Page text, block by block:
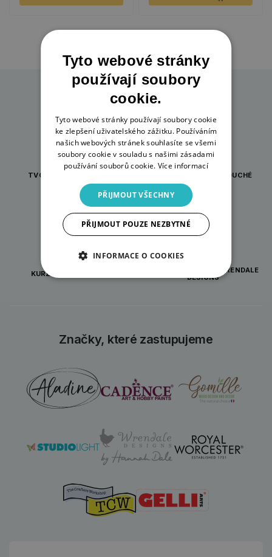
TVOŘENÍ PRO KAŽDOU
PŘÍLEŽITOST
INSPIRACE A JEDNODUCHÉ
KURZY PRO TVOŘIVÉ
ORIGINÁLNÍ DÁRKY WRENDALE
DESIGNS
Značky, které zastupujeme
Tyto webové stránky
používají soubory
cookie.
Tyto webové stránky používají soubory cookie
ke zlepšení uživatelského zážitku. Používáním
našich webových stránek souhlasíte se všemi
soubory cookie v souladu s našimi zásadami
používání souborů cookie. Více informací
PŘIJMOUT VŠECHNY
PŘIJMOUT POUZE NEZBYTNÉ
INFORMACE O COOKIES